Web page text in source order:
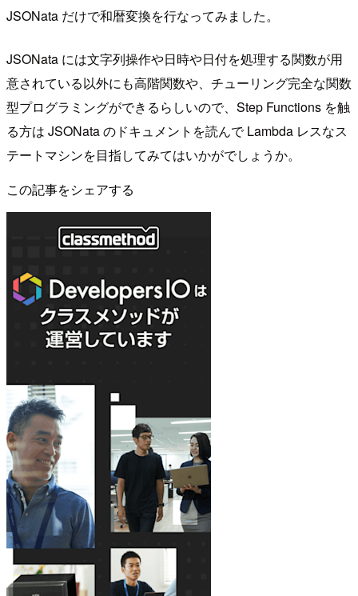
JSONata だけで和暦変換を行なってみました。
JSONata には文字列操作や日時や日付を処理する関数が用
意されている以外にも高階関数や、チューリング完全な関数
型プログラミングができるらしいので、Step Functions を触
る方は JSONata のドキュメントを読んで Lambda レスなス
テートマシンを目指してみてはいかがでしょうか。
この記事をシェアする